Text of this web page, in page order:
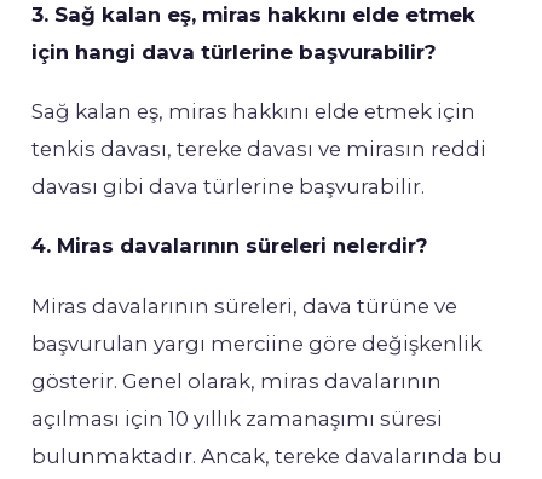
3. Sağ kalan eş, miras hakkını elde etmek
için hangi dava türlerine başvurabilir?
Sağ kalan eş, miras hakkını elde etmek için
tenkis davası, tereke davası ve mirasın reddi
davası gibi dava türlerine başvurabilir.
4. Miras davalarının süreleri nelerdir?
Miras davalarının süreleri, dava türüne ve
başvurulan yargı merciine göre değişkenlik
gösterir. Genel olarak, miras davalarının
açılması için 10 yıllık zamanaşımı süresi
bulunmaktadır. Ancak, tereke davalarında bu